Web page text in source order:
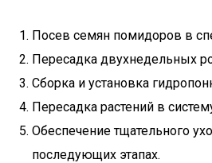
Посев семян помидоров в
Пересадка двухнедельных
Сборка и установка
Пересадка растений в
Обеспечение тщательного
последующих этапах.